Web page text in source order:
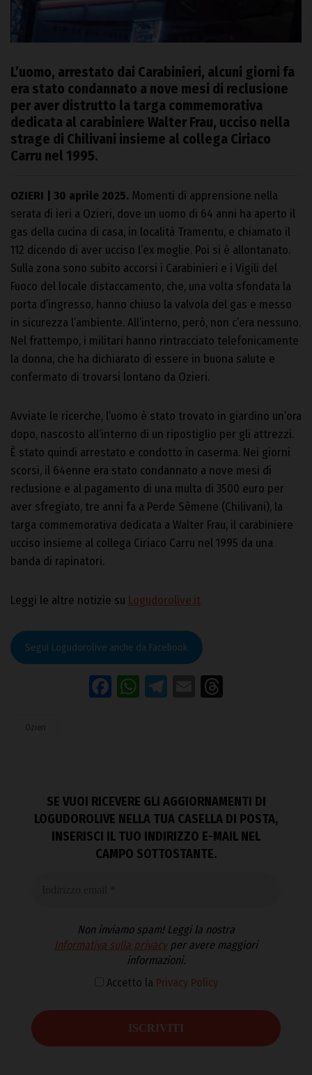
L’uomo, arrestato dai Carabinieri, alcuni giorni fa
era stato condannato a nove mesi di reclusione
per aver distrutto la targa commemorativa
dedicata al carabiniere Walter Frau, ucciso nella
strage di Chilivani insieme al collega Ciriaco
Carru nel 1995.
OZIERI | 30 aprile 2025. Momenti di apprensione nella
serata di ieri a Ozieri, dove un uomo di 64 anni ha aperto il
gas della cucina di casa, in località Tramentu, e chiamato il
112 dicendo di aver ucciso l’ex moglie. Poi si è allontanato.
Sulla zona sono subito accorsi i Carabinieri e i Vigili del
Fuoco del locale distaccamento, che, una volta sfondata la
porta d’ingresso, hanno chiuso la valvola del gas e messo
in sicurezza l’ambiente. All’interno, però, non c’era nessuno.
Nel frattempo, i militari hanno rintracciato telefonicamente
la donna, che ha dichiarato di essere in buona salute e
confermato di trovarsi lontano da Ozieri.
Avviate le ricerche, l’uomo è stato trovato in giardino un’ora
dopo, nascosto all’interno di un ripostiglio per gli attrezzi.
È stato quindi arrestato e condotto in caserma. Nei giorni
scorsi, il 64enne era stato condannato a nove mesi di
reclusione e al pagamento di una multa di 3500 euro per
aver sfregiato, tre anni fa a Perde Sèmene (Chilivani), la
targa commemorativa dedicata a Walter Frau, il carabiniere
ucciso insieme al collega Ciriaco Carru nel 1995 da una
banda di rapinatori.
Leggi le altre notizie su Logudorolive.it
Segui Logudorolive anche da Facebook
Facebook
WhatsApp
Telegram
Email
Ozieri
SE VUOI RICEVERE GLI AGGIORNAMENTI DI
LOGUDOROLIVE NELLA TUA CASELLA DI POSTA,
INSERISCI IL TUO INDIRIZZO E-MAIL NEL
CAMPO SOTTOSTANTE.
Non inviamo spam! Leggi la nostra
Informativa sulla privacyper avere maggiori
informazioni.
Accetto la Privacy Policy